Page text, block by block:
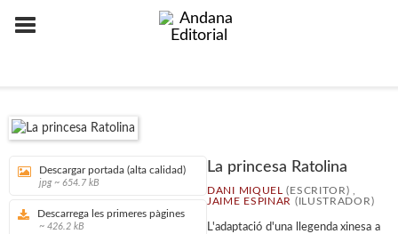
Descargar portada (alta calidad)
jpg ~ 654.7 kB
Descarrega les primeres pàgines
~ 426.2 kB
La princesa Ratolina
DANI MIQUEL (ESCRITOR) ,
JAIME ESPINAR (ILUSTRADOR)
L'adaptació d'una llegenda xinesa a